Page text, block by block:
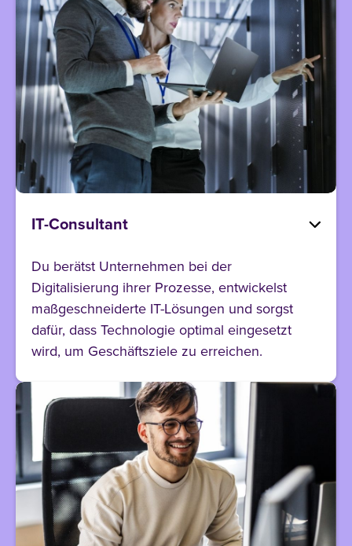
IT-Consultant
Du berätst Unternehmen bei der
Digitalisierung ihrer Prozesse, entwickelst
maßgeschneiderte IT-Lösungen und sorgst
dafür, dass Technologie optimal eingesetzt
wird, um Geschäftsziele zu erreichen.